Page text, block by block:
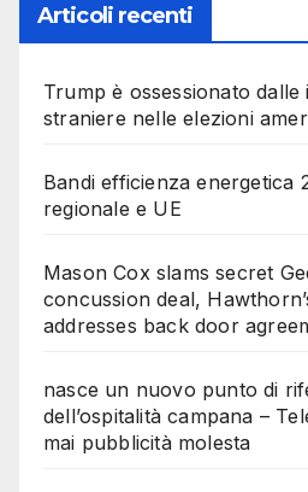
Articoli recenti
Trump è ossessionato
straniere nelle elezioni
Bandi efficienza energetica
regionale e UE
Mason Cox slams secret
concussion deal,
addresses back door
nasce un nuovo punto di
dell’ospitalità campana –
mai pubblicità molesta